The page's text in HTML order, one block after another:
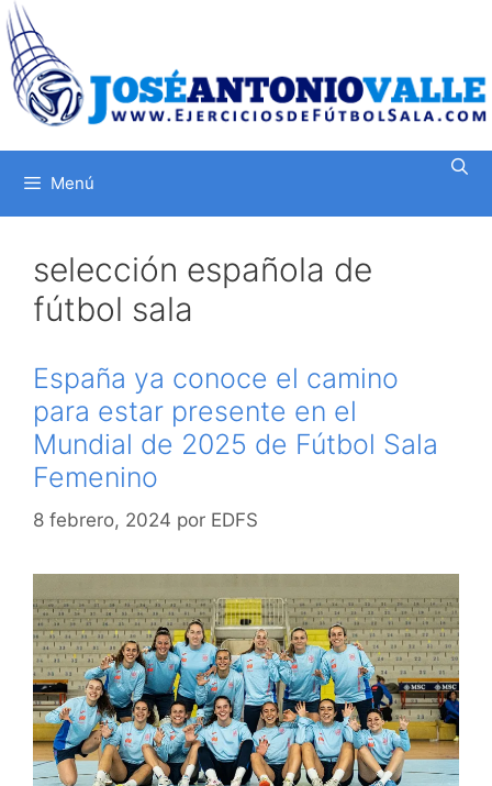
Saltar
al
contenido
Menú
selección española de
fútbol sala
España ya conoce el camino
para estar presente en el
Mundial de 2025 de Fútbol Sala
Femenino
8 febrero, 2024 por EDFS